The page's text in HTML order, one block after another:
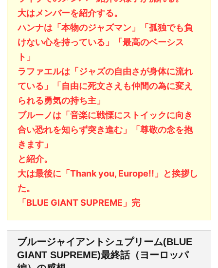
大はメンバーを紹介する。
ハンナは「本物のジャズマン」「孤独でも負
けない心を持っている」「最高のベーシス
ト」
ラファエルは「ジャズの自由さが身体に流れ
ている」「自由に死文さえも仲間の為に変え
られる勇気の持ち主」
ブルーノは「音楽に戦慄にストイックに向き
合い恐れを知らず突き進む」「尊敬の念を抱
きます」
と紹介。
大は最後に「Thank you, Europe!!」と挨拶し
た。
「BLUE GIANT SUPREME」完
ブルージャイアントシュプリーム(BLUE
GIANT SUPREME)最終話（ヨーロッパ